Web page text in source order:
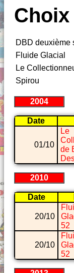
DBD deuxième
Fluide Glacial
Le
Spirou
2004
Date
01/10
Le
de
2010
Date
20/10
52
20/10
52